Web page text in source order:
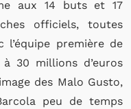
aux 14 buts et 17
officiels, toutes
l’équipe première de
30 millions d’euros
des Malo Gusto,
peu de temps